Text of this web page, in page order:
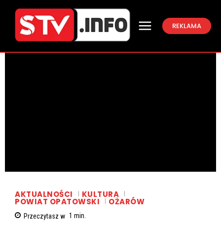
REKLAMA
AKTUALNOŚCI KULTURA
POWIAT OPATOWSKI OŻARÓW
Przeczytasz w 1 min.